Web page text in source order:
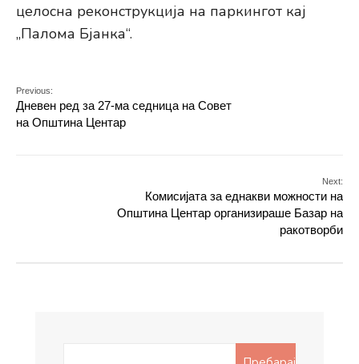
целосна реконструкција на паркингот кај
„Палома Бјанка“.
Previous:
Дневен ред за 27-ма седница на Совет
на Општина Центар
Next:
Комисијата за еднакви можности на
Општина Центар организираше Базар на
ракотворби